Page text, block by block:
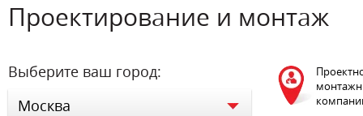
Проектирование и монтаж
Выберите ваш город:
Москва